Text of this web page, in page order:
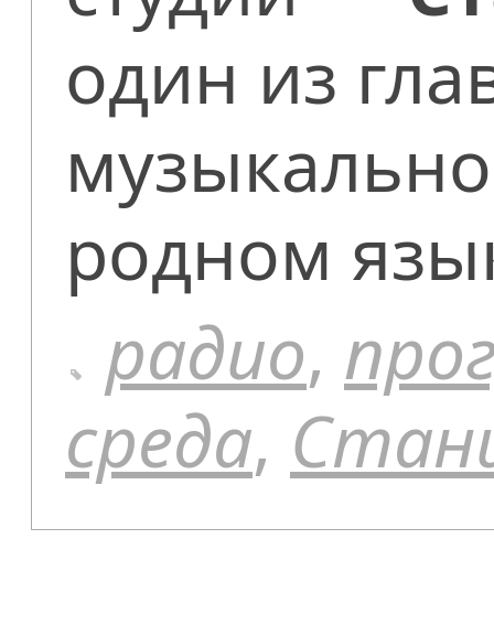
один из
родном
радио,
среда,